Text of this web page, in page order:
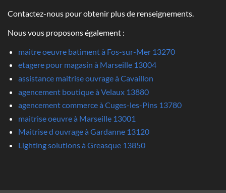
Contactez-nous pour obtenir plus de renseignements.
Nous vous proposons également :
maitre oeuvre batiment à Fos-sur-Mer 13270
etagere pour magasin à Marseille 13004
assistance maitrise ouvrage à Cavaillon
agencement boutique à Velaux 13880
agencement commerce à Cuges-les-Pins 13780
maitrise oeuvre à Marseille 13001
Maitrise d ouvrage à Gardanne 13120
Lighting solutions à Greasque 13850